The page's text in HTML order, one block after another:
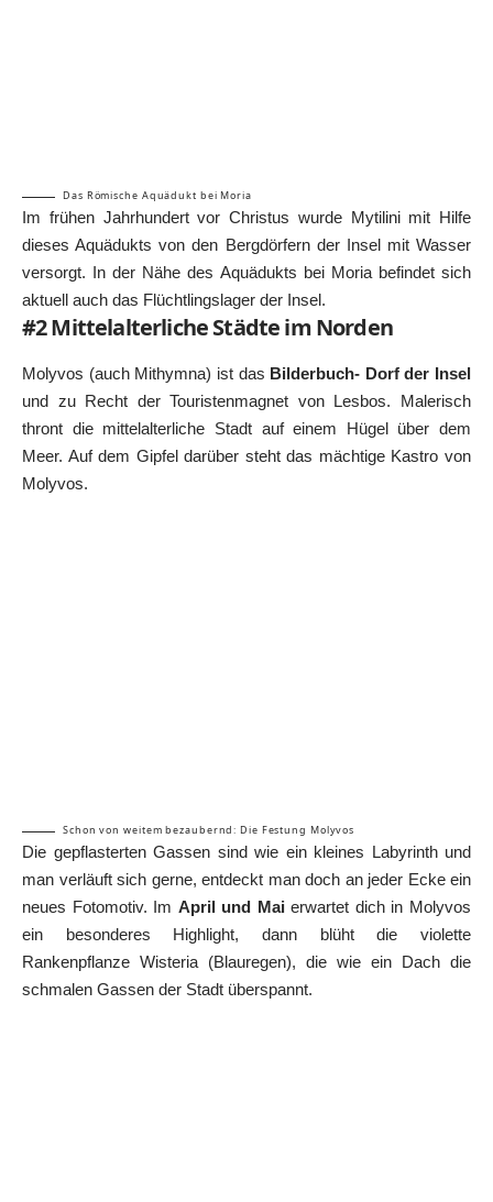
Das Römische Aquädukt bei Moria
Im frühen Jahrhundert vor Christus wurde Mytilini mit Hilfe
dieses Aquädukts von den Bergdörfern der Insel mit Wasser
versorgt. In der Nähe des Aquädukts bei Moria befindet sich
aktuell auch das Flüchtlingslager der Insel.
#2 Mittelalterliche Städte im Norden
Molyvos (auch Mithymna) ist das Bilderbuch- Dorf der Insel
und zu Recht der Touristenmagnet von Lesbos. Malerisch
thront die mittelalterliche Stadt auf einem Hügel über dem
Meer. Auf dem Gipfel darüber steht das mächtige Kastro von
Molyvos.
Schon von weitem bezaubernd: Die Festung Molyvos
Die gepflasterten Gassen sind wie ein kleines Labyrinth und
man verläuft sich gerne, entdeckt man doch an jeder Ecke ein
neues Fotomotiv. Im April und Maierwartet dich in Molyvos
ein besonderes Highlight, dann blüht die violette
Rankenpflanze Wisteria (Blauregen), die wie ein Dach die
schmalen Gassen der Stadt überspannt.